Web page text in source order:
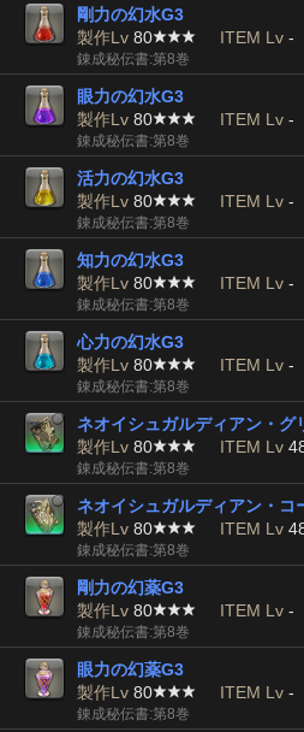
剛力の幻水G3
製作Lv 80 ITEM Lv -
錬成秘伝書:第8巻
眼力の幻水G3
製作Lv 80 ITEM Lv -
錬成秘伝書:第8巻
活力の幻水G3
製作Lv 80 ITEM Lv -
錬成秘伝書:第8巻
知力の幻水G3
製作Lv 80 ITEM Lv -
錬成秘伝書:第8巻
心力の幻水G3
製作Lv 80 ITEM Lv -
錬成秘伝書:第8巻
ネオイシュガルディアン・グ
製作Lv 80 ITEM Lv
錬成秘伝書:第8巻
ネオイシュガルディアン・コ
製作Lv 80 ITEM Lv
錬成秘伝書:第8巻
剛力の幻薬G3
製作Lv 80 ITEM Lv -
錬成秘伝書:第8巻
眼力の幻薬G3
製作Lv 80 ITEM Lv -
錬成秘伝書:第8巻